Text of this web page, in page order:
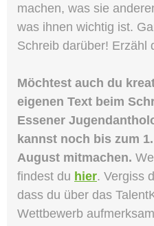
machen, was sie
was ihnen wichtig ist.
Schreib darüber! Erzähl
Möchtest auch du
eigenen Text beim
Essener
kannst noch bis zum 1.
August mitmachen.
findest du hier. Vergiss
dass du über das
Wettbewerb